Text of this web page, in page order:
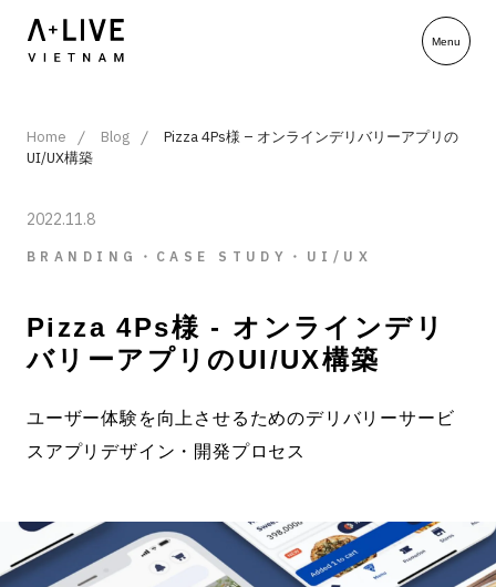
Home Blog
Pizza 4Ps様 – オンラインデリバリーアプリの
UI/UX構築
2022.11.8
BRANDING・CASE STUDY・UI/UX
Pizza 4Ps様 - オンラインデリ
バリーアプリのUI/UX構築
ユーザー体験を向上させるためのデリバリーサービ
スアプリデザイン・開発プロセス